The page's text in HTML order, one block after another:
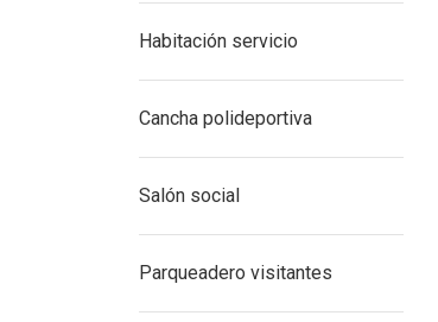
Habitación servicio
Cancha polideportiva
Salón social
Parqueadero visitantes